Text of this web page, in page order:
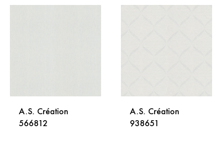
A.S. Création
566812
A.S. Création
938651